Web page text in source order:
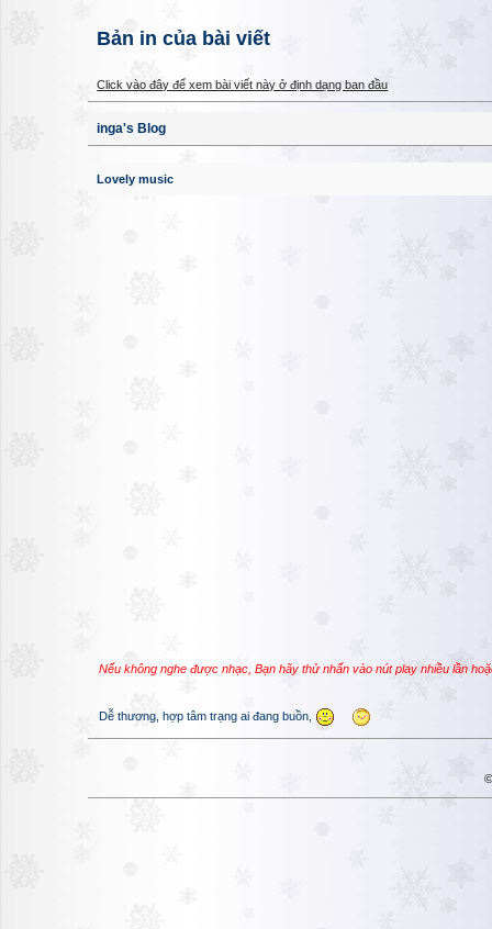
Bản in của bài viết
Click vào đây để xem bài viết này ở định dạng ban đầu
inga's Blog
Lovely music
Nếu không nghe được nhạc, Bạn hãy thử nhấn vào nút play nhiều lần
Dễ thương, hợp tâm trạng ai đang buồn,